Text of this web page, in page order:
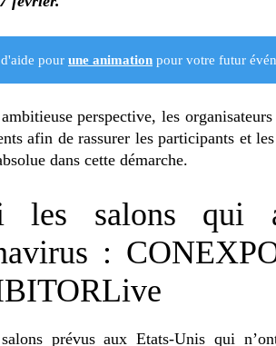
pour une animation pour votre futur
perspective, les
afin de rassurer les participants et
dans cette démarche.
les salons qui
:
prévus aux Etats-Unis qui